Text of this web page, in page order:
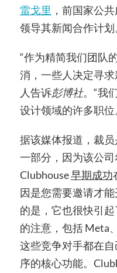
雷戈里 ，前国家公
领导其新闻合作计划
“作为精简我们团队
消，一些人决定寻
人告诉彭博社。 “我
设计领域的许多职位
据该媒体报道，裁
一部分，因为该公司
Clubhouse早期成功
因是您需要邀请才
的是，它也很快引
的注意，包括 Meta
这些竞争对手都在
序的核心功能。